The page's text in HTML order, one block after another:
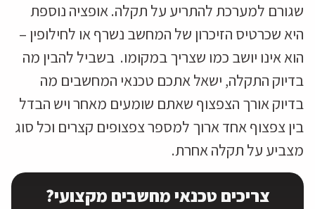
שגורם למערכת להתריע על תקלה. אופציה נוספת
היא שכרטיס הזיכרון של המחשב נשרף או לחילופין –
הוא אינו יושב כמו שצריך במקומו. בשביל להבין מה
בדיוק התקלה, ישאל אתכם טכנאי המחשבים מה
בדיוק אורך הצפצוף שאתם שומעים מאחר ויש הבדל
בין צפצוף אחד ארוך למספר צפצופים קצרים וכל סוג
מצביע על תקלה אחרת.
צריכים טכנאי מחשבים מקצועי?